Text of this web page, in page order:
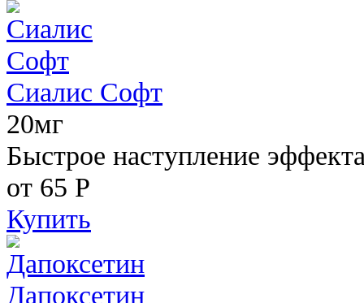
Сиалис Софт
20мг
Быстрое наступление
от 65 Р
Купить
Дапоксетин